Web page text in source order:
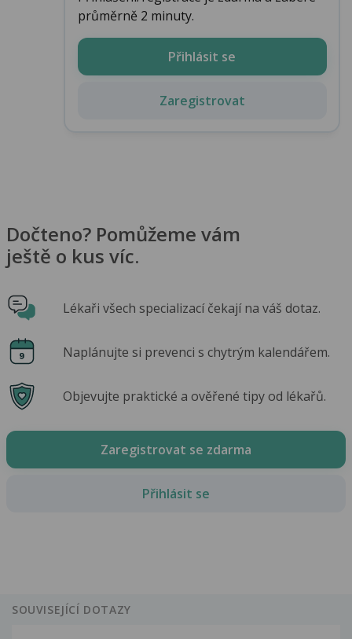
průměrně 2 minuty.
Přihlásit se
Zaregistrovat
Dočteno? Pomůžeme vám
ještě o kus víc.
Lékaři všech specializací čekají na váš dotaz.
Naplánujte si prevenci s chytrým kalendářem.
Objevujte praktické a ověřené tipy od lékařů.
Zaregistrovat se zdarma
Přihlásit se
SOUVISEJÍCÍ DOTAZY